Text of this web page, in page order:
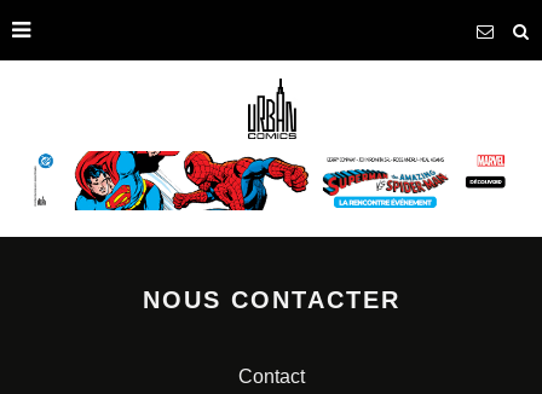
NOUS CONTACTER
Contact